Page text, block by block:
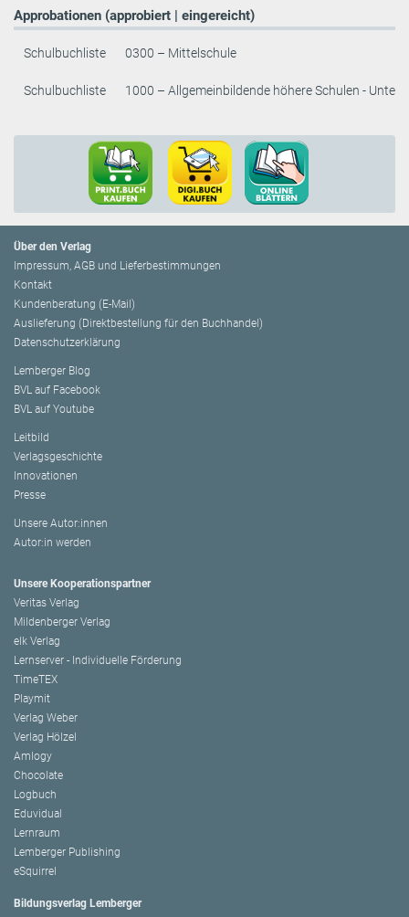
Approbationen (approbiert | eingereicht)
Schulbuchliste 0300 – Mittelschule
Schulbuchliste 1000 – Allgemeinbildende höhere Schulen -
Über den Verlag
Impressum, AGB und Lieferbestimmungen
Kontakt
Kundenberatung (E-Mail)
Auslieferung (Direktbestellung für den Buchhandel)
Datenschutzerklärung
Lemberger Blog
BVL auf Facebook
BVL auf Youtube
Leitbild
Verlagsgeschichte
Innovationen
Presse
Unsere Autor:innen
Autor:in werden
Unsere Kooperationspartner
Veritas Verlag
Mildenberger Verlag
elk Verlag
Lernserver - Individuelle Förderung
TimeTEX
Playmit
Verlag Weber
Verlag Hölzel
Amlogy
Chocolate
Logbuch
Eduvidual
Lernraum
Lemberger Publishing
eSquirrel
Bildungsverlag Lemberger